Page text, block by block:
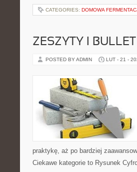
CATEGORIES: DOMOWA
ZESZYTY I
POSTED BY ADMIN LUT - 21 -
praktykę, aż po bardziej
Ciekawe kategorie to Rysunek